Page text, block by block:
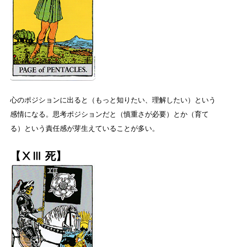
心のポジションに出ると（もっと知りたい、理解したい）という
感情になる。思考ポジションだと（慎重さが必要）とか（育て
る）という責任感が芽生えていることが多い。
【ⅩⅢ 死】